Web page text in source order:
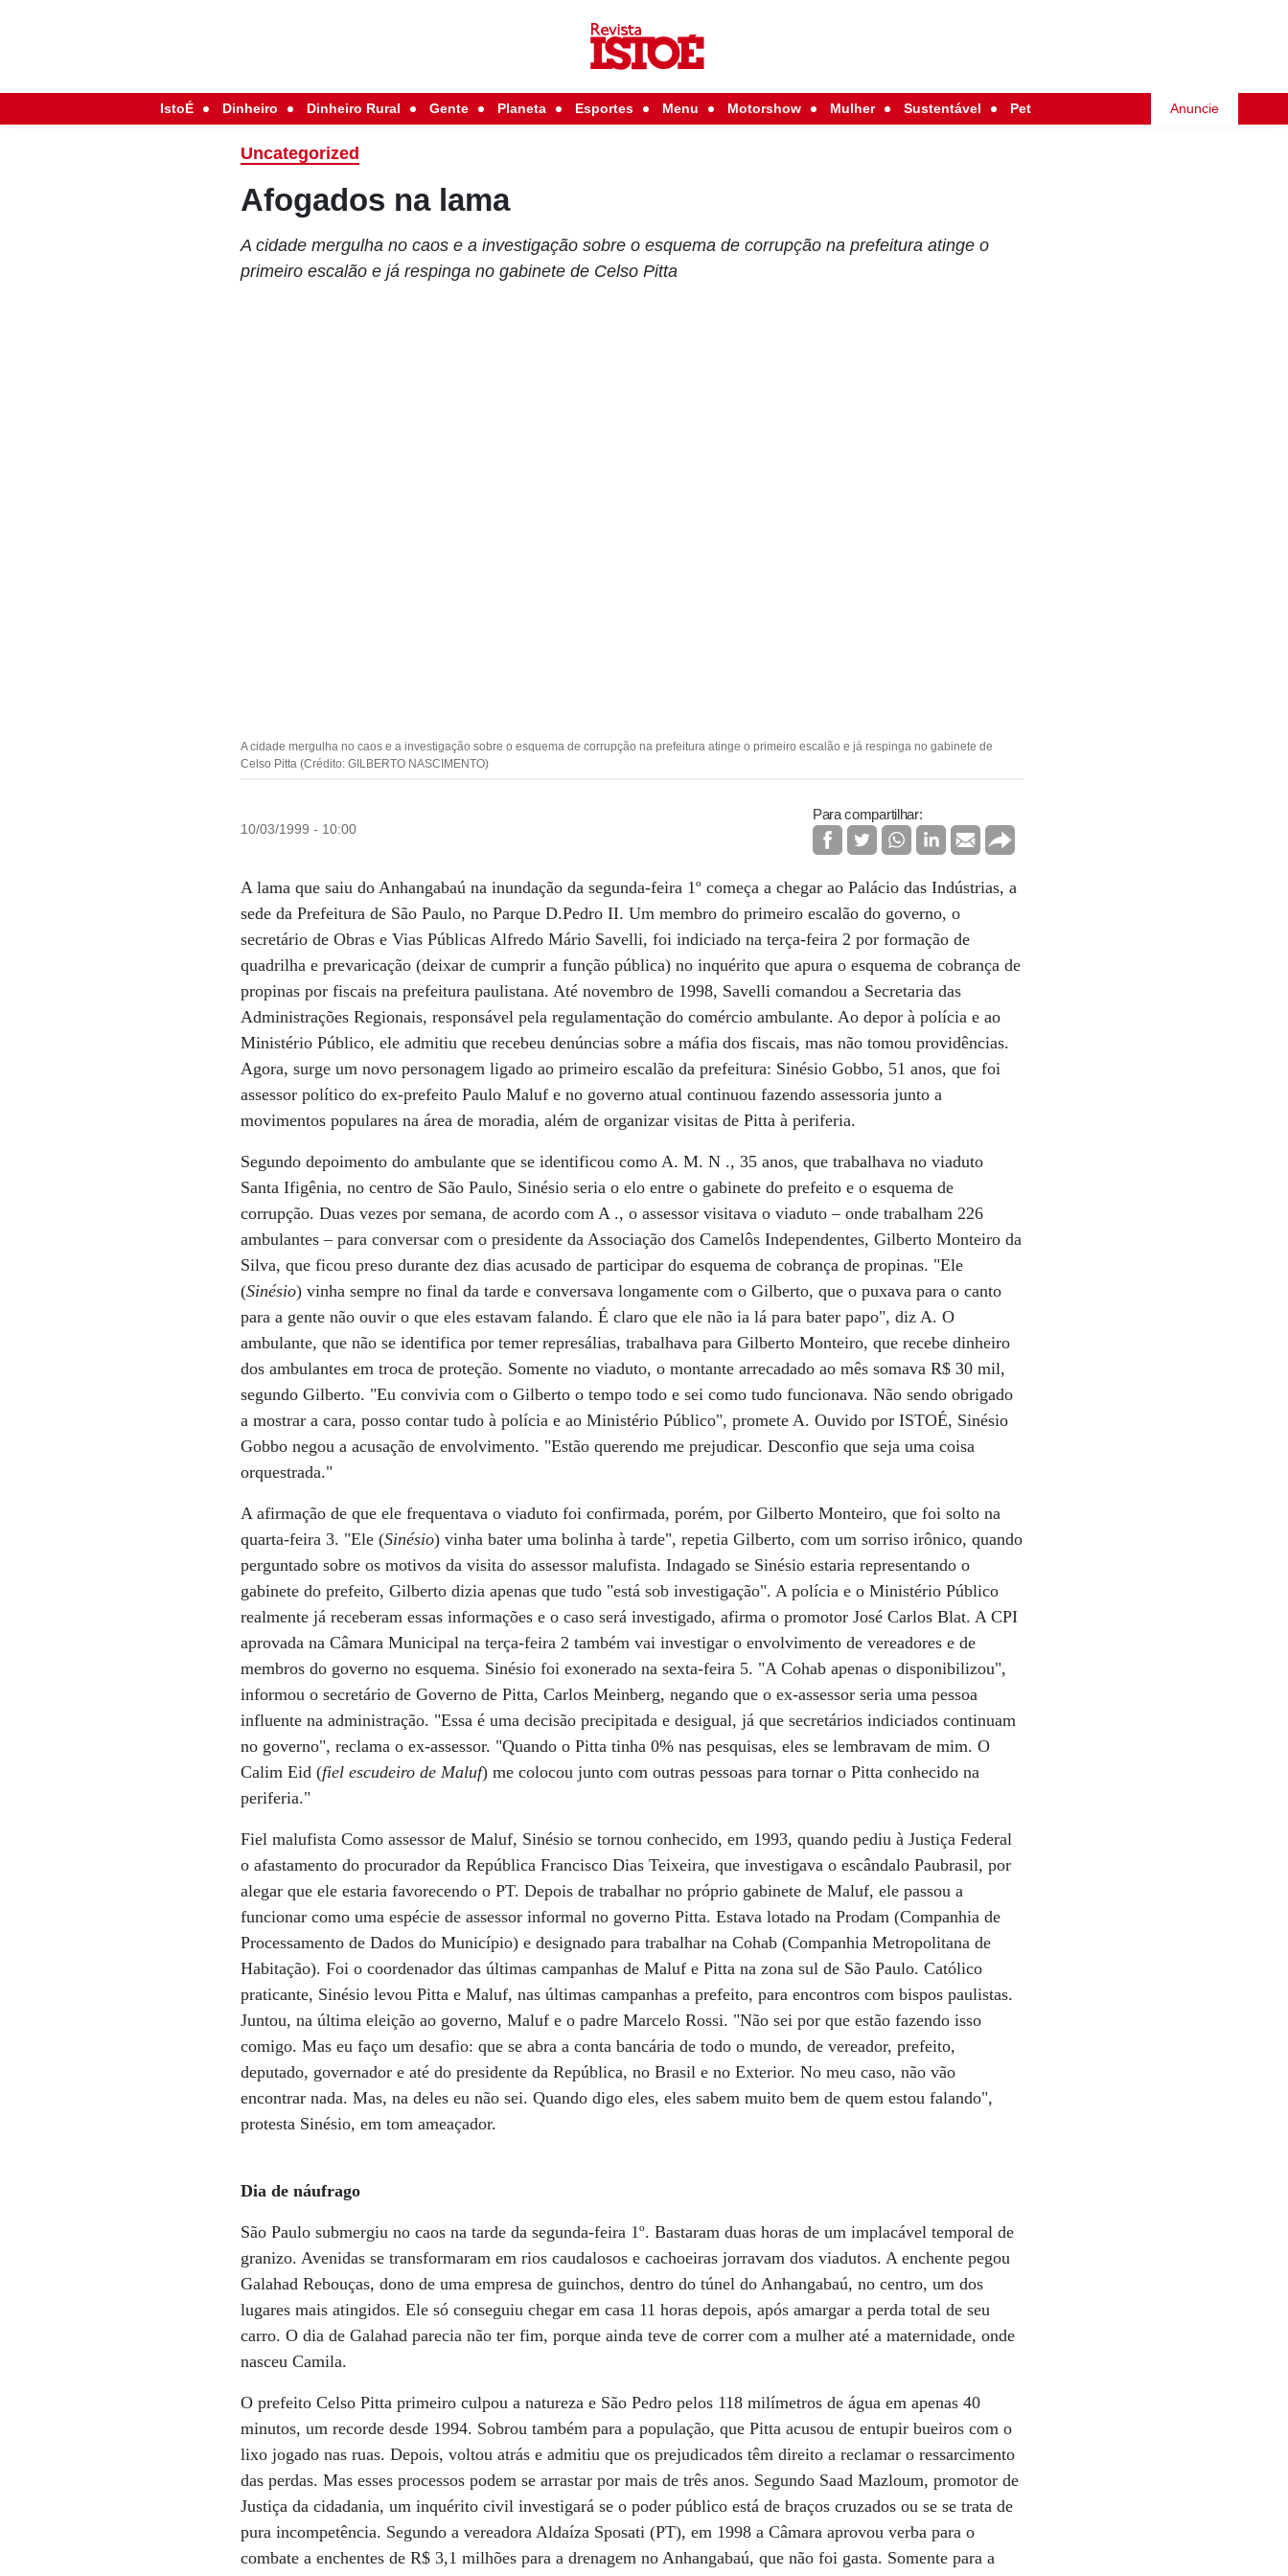
IstoÉ Dinheiro Dinheiro Rural Gente Planeta Esportes Menu Motorshow Mulher Sustentável Pet Anuncie
Uncategorized
Afogados na lama
A cidade mergulha no caos e a investigação sobre o esquema de corrupção na prefeitura atinge o
primeiro escalão e já respinga no gabinete de Celso Pitta
A cidade mergulha no caos e a investigação sobre o esquema de corrupção na prefeitura atinge o primeiro escalão e já respinga no gabinete de
Celso Pitta (Crédito: GILBERTO NASCIMENTO)
10/03/1999 - 10:00
Para compartilhar:
A lama que saiu do Anhangabaú na inundação da segunda-feira 1º começa a chegar ao Palácio das Indústrias, a
sede da Prefeitura de São Paulo, no Parque D.Pedro II. Um membro do primeiro escalão do governo, o
secretário de Obras e Vias Públicas Alfredo Mário Savelli, foi indiciado na terça-feira 2 por formação de
quadrilha e prevaricação (deixar de cumprir a função pública) no inquérito que apura o esquema de cobrança de
propinas por fiscais na prefeitura paulistana. Até novembro de 1998, Savelli comandou a Secretaria das
Administrações Regionais, responsável pela regulamentação do comércio ambulante. Ao depor à polícia e ao
Ministério Público, ele admitiu que recebeu denúncias sobre a máfia dos fiscais, mas não tomou providências.
Agora, surge um novo personagem ligado ao primeiro escalão da prefeitura: Sinésio Gobbo, 51 anos, que foi
assessor político do ex-prefeito Paulo Maluf e no governo atual continuou fazendo assessoria junto a
movimentos populares na área de moradia, além de organizar visitas de Pitta à periferia.
Segundo depoimento do ambulante que se identificou como A. M. N ., 35 anos, que trabalhava no viaduto
Santa Ifigênia, no centro de São Paulo, Sinésio seria o elo entre o gabinete do prefeito e o esquema de
corrupção. Duas vezes por semana, de acordo com A ., o assessor visitava o viaduto – onde trabalham 226
ambulantes – para conversar com o presidente da Associação dos Camelôs Independentes, Gilberto Monteiro da
Silva, que ficou preso durante dez dias acusado de participar do esquema de cobrança de propinas. "Ele
(Sinésio) vinha sempre no final da tarde e conversava longamente com o Gilberto, que o puxava para o canto
para a gente não ouvir o que eles estavam falando. É claro que ele não ia lá para bater papo", diz A. O
ambulante, que não se identifica por temer represálias, trabalhava para Gilberto Monteiro, que recebe dinheiro
dos ambulantes em troca de proteção. Somente no viaduto, o montante arrecadado ao mês somava R$ 30 mil,
segundo Gilberto. "Eu convivia com o Gilberto o tempo todo e sei como tudo funcionava. Não sendo obrigado
a mostrar a cara, posso contar tudo à polícia e ao Ministério Público", promete A. Ouvido por ISTOÉ, Sinésio
Gobbo negou a acusação de envolvimento. "Estão querendo me prejudicar. Desconfio que seja uma coisa
orquestrada."
A afirmação de que ele frequentava o viaduto foi confirmada, porém, por Gilberto Monteiro, que foi solto na
quarta-feira 3. "Ele (Sinésio) vinha bater uma bolinha à tarde", repetia Gilberto, com um sorriso irônico, quando
perguntado sobre os motivos da visita do assessor malufista. Indagado se Sinésio estaria representando o
gabinete do prefeito, Gilberto dizia apenas que tudo "está sob investigação". A polícia e o Ministério Público
realmente já receberam essas informações e o caso será investigado, afirma o promotor José Carlos Blat. A CPI
aprovada na Câmara Municipal na terça-feira 2 também vai investigar o envolvimento de vereadores e de
membros do governo no esquema. Sinésio foi exonerado na sexta-feira 5. "A Cohab apenas o disponibilizou",
informou o secretário de Governo de Pitta, Carlos Meinberg, negando que o ex-assessor seria uma pessoa
influente na administração. "Essa é uma decisão precipitada e desigual, já que secretários indiciados continuam
no governo", reclama o ex-assessor. "Quando o Pitta tinha 0% nas pesquisas, eles se lembravam de mim. O
Calim Eid (fiel escudeiro de Maluf) me colocou junto com outras pessoas para tornar o Pitta conhecido na
periferia."
Fiel malufista Como assessor de Maluf, Sinésio se tornou conhecido, em 1993, quando pediu à Justiça Federal
o afastamento do procurador da República Francisco Dias Teixeira, que investigava o escândalo Paubrasil, por
alegar que ele estaria favorecendo o PT. Depois de trabalhar no próprio gabinete de Maluf, ele passou a
funcionar como uma espécie de assessor informal no governo Pitta. Estava lotado na Prodam (Companhia de
Processamento de Dados do Município) e designado para trabalhar na Cohab (Companhia Metropolitana de
Habitação). Foi o coordenador das últimas campanhas de Maluf e Pitta na zona sul de São Paulo. Católico
praticante, Sinésio levou Pitta e Maluf, nas últimas campanhas a prefeito, para encontros com bispos paulistas.
Juntou, na última eleição ao governo, Maluf e o padre Marcelo Rossi. "Não sei por que estão fazendo isso
comigo. Mas eu faço um desafio: que se abra a conta bancária de todo o mundo, de vereador, prefeito,
deputado, governador e até do presidente da República, no Brasil e no Exterior. No meu caso, não vão
encontrar nada. Mas, na deles eu não sei. Quando digo eles, eles sabem muito bem de quem estou falando",
protesta Sinésio, em tom ameaçador.
Dia de náufrago
São Paulo submergiu no caos na tarde da segunda-feira 1º. Bastaram duas horas de um implacável temporal de
granizo. Avenidas se transformaram em rios caudalosos e cachoeiras jorravam dos viadutos. A enchente pegou
Galahad Rebouças, dono de uma empresa de guinchos, dentro do túnel do Anhangabaú, no centro, um dos
lugares mais atingidos. Ele só conseguiu chegar em casa 11 horas depois, após amargar a perda total de seu
carro. O dia de Galahad parecia não ter fim, porque ainda teve de correr com a mulher até a maternidade, onde
nasceu Camila.
O prefeito Celso Pitta primeiro culpou a natureza e São Pedro pelos 118 milímetros de água em apenas 40
minutos, um recorde desde 1994. Sobrou também para a população, que Pitta acusou de entupir bueiros com o
lixo jogado nas ruas. Depois, voltou atrás e admitiu que os prejudicados têm direito a reclamar o ressarcimento
das perdas. Mas esses processos podem se arrastar por mais de três anos. Segundo Saad Mazloum, promotor de
Justiça da cidadania, um inquérito civil investigará se o poder público está de braços cruzados ou se se trata de
pura incompetência. Segundo a vereadora Aldaíza Sposati (PT), em 1998 a Câmara aprovou verba para o
combate a enchentes de R$ 3,1 milhões para a drenagem no Anhangabaú, que não foi gasta. Somente para a